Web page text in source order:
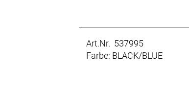
Art.Nr. 537995
Farbe: BLACK/BLUE